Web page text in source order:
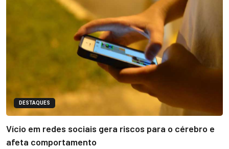
DESTAQUES
Vício em redes sociais gera riscos para o cérebro e
afeta comportamento